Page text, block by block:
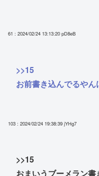
61 : 2024/02/24 13:13:20 pD8eB
>>15
お前書き込んでるやん
103 : 2024/02/24 19:38:39 jYHg7
>>15
おまいうブーメラン書